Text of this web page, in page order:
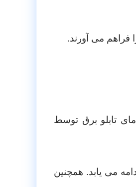
فراهم می آورند.
تابلو برق توسط
می یابد. همچنین